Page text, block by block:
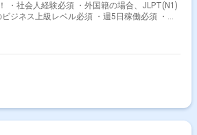
・社会人経験必須 ・外国籍の場合、JLPT(N1)
ジネス上級レベル必須 ・週5日稼働必須 ・エ
間：随時～ ・Reactを用いた急成長中の新し
reduxsaga などを使用したフロントエンドア